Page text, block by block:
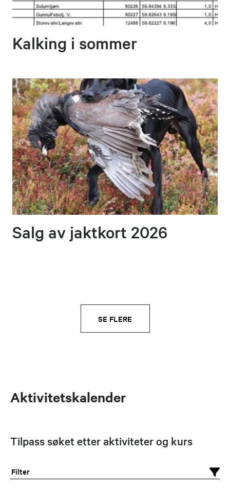
Kalking i sommer
Salg av jaktkort 2026
SE FLERE
Aktivitetskalender
Tilpass søket etter aktiviteter og kurs
Filter